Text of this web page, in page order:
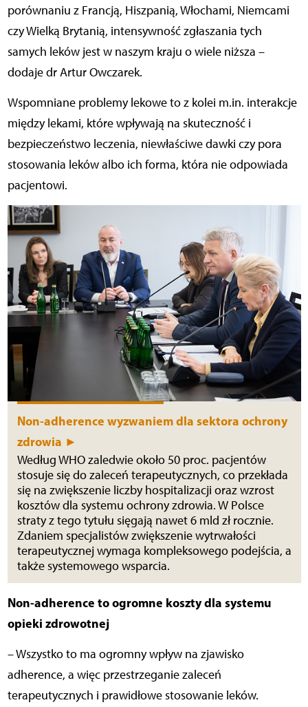
porównaniu z Francją, Hiszpanią, Włochami, Niemcami
czy Wielką Brytanią, intensywność zgłaszania tych
samych leków jest w naszym kraju o wiele niższa –
dodaje dr Artur Owczarek.
Wspomniane problemy lekowe to z kolei m.in. interakcje
między lekami, które wpływają na skuteczność i
bezpieczeństwo leczenia, niewłaściwe dawki czy pora
stosowania leków albo ich forma, która nie odpowiada
pacjentowi.
Non-adherence wyzwaniem dla sektora ochrony
zdrowia ►
Według WHO zaledwie około 50 proc. pacjentów
stosuje się do zaleceń terapeutycznych, co przekłada
się na zwiększenie liczby hospitalizacji oraz wzrost
kosztów dla systemu ochrony zdrowia. W Polsce
straty z tego tytułu sięgają nawet 6 mld zł rocznie.
Zdaniem specjalistów zwiększenie wytrwałości
terapeutycznej wymaga kompleksowego podejścia, a
także systemowego wsparcia.
Non-adherence to ogromne koszty dla systemu
opieki zdrowotnej
– Wszystko to ma ogromny wpływ na zjawisko
adherence, a więc przestrzeganie zaleceń
terapeutycznych i prawidłowe stosowanie leków.